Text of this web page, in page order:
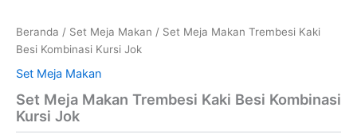
Beranda / Set Meja Makan / Set Meja Makan Trembesi Kaki
Besi Kombinasi Kursi Jok
Set Meja Makan
Set Meja Makan Trembesi Kaki Besi Kombinasi
Kursi Jok